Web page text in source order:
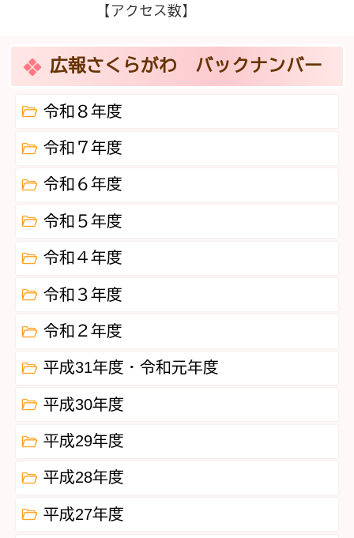
【アクセス数】
広報さくらがわ バックナンバー
令和８年度
令和７年度
令和６年度
令和５年度
令和４年度
令和３年度
令和２年度
平成31年度・令和元年度
平成30年度
平成29年度
平成28年度
平成27年度